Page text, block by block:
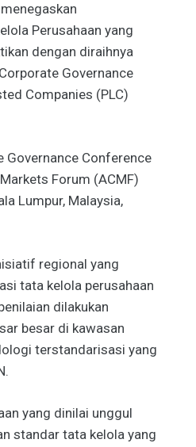
Perusahaan yang
dengan diraihnya
Governance
Companies (PLC)
Governance Conference
Forum (ACMF)
Lumpur, Malaysia,
regional yang
tata kelola perusahaan
dilakukan
besar di kawasan
terstandarisasi yang
yang dinilai unggul
standar tata kelola yang